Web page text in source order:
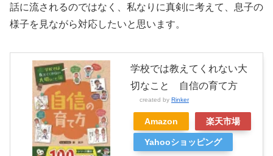
話に流されるのではなく、私なりに真剣に考えて、息子の
様子を見ながら対応したいと思います。
学校では教えてくれない大
切なこと 自信の育て方
created by Rinker
Amazon 楽天市場
Yahooショッピング